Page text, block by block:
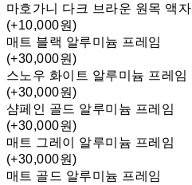
마호가니 다크 브라운 원목 액자
(+10,000원)
매트 블랙 알루미늄 프레임
(+30,000원)
스노우 화이트 알루미늄 프레임
(+30,000원)
샴페인 골드 알루미늄 프레임
(+30,000원)
매트 그레이 알루미늄 프레임
(+30,000원)
매트 골드 알루미늄 프레임